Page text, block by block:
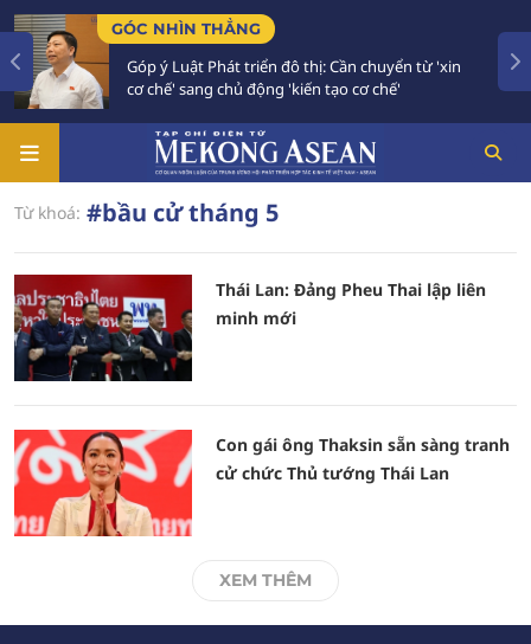
GÓC NHÌN THẲNG
Góp ý Luật Phát triển đô thị: Cần chuyển từ 'xin
cơ chế' sang chủ động 'kiến tạo cơ chế'
Từ khoá: #bầu cử tháng 5
Thái Lan: Đảng Pheu Thai lập liên
minh mới
Con gái ông Thaksin sẵn sàng tranh
cử chức Thủ tướng Thái Lan
XEM THÊM